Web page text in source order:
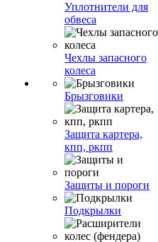
Уплотнители для
обвеса
Чехлы запасного
колеса
Брызговики
Защита картера,
кпп, ркпп
Защиты и пороги
Подкрылки